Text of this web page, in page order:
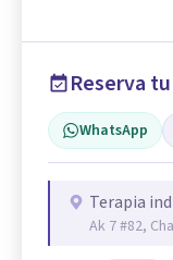
Reserva
WhatsApp
Terapia
Ak 7 #82,